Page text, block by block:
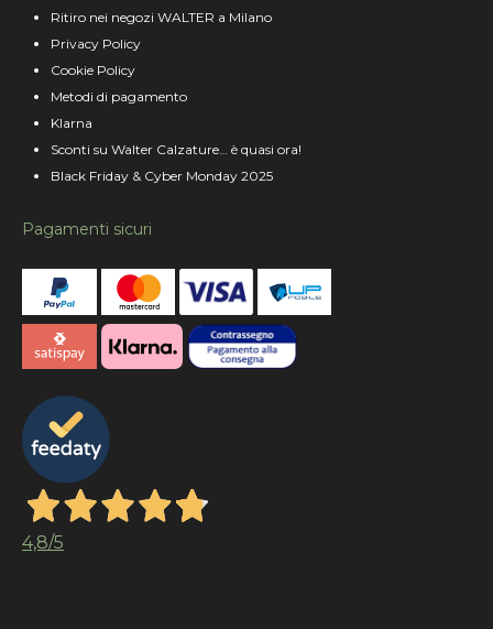
Ritiro nei negozi WALTER a Milano
Privacy Policy
Cookie Policy
Metodi di pagamento
Klarna
Sconti su Walter Calzature… è quasi ora!
Black Friday & Cyber Monday 2025
Pagamenti sicuri
4,8/5